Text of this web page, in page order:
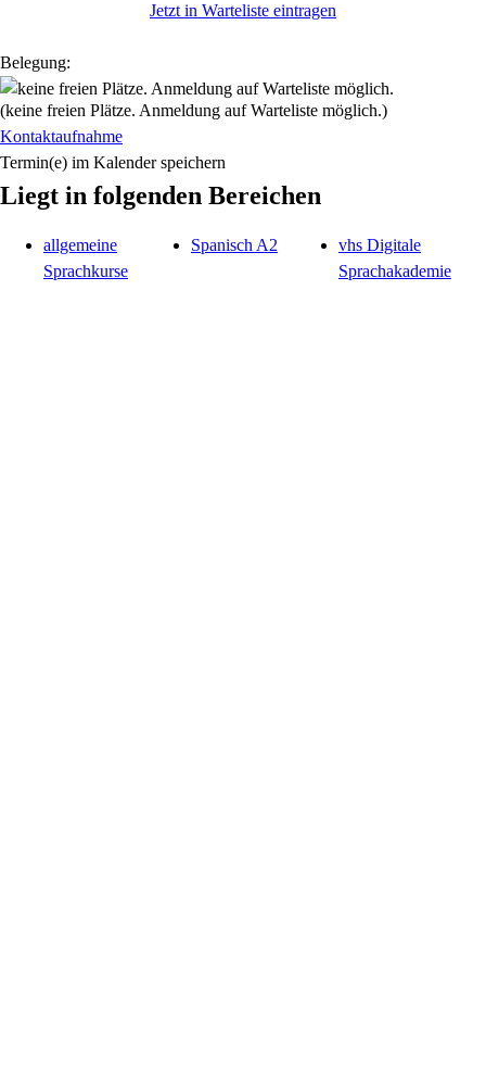
Jetzt in Warteliste eintragen
Belegung:
(keine freien Plätze. Anmeldung auf Warteliste möglich.)
Kontaktaufnahme
Termin(e) im Kalender speichern
Liegt in folgenden Bereichen
allgemeine
Sprachkurse
Spanisch A2
vhs Digitale
Sprachakademie